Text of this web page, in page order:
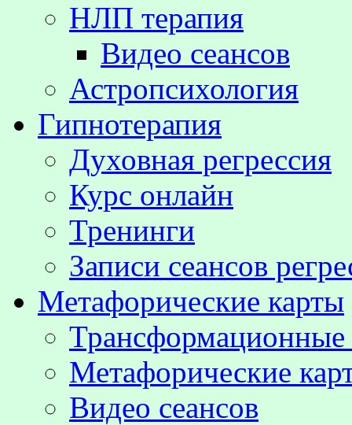
НЛП терапия
Видео сеансов
Астропсихология
Гипнотерапия
Духовная регрессия
Курс онлайн
Тренинги
Записи сеансов
Метафорические карты
Метафорические
Видео сеансов